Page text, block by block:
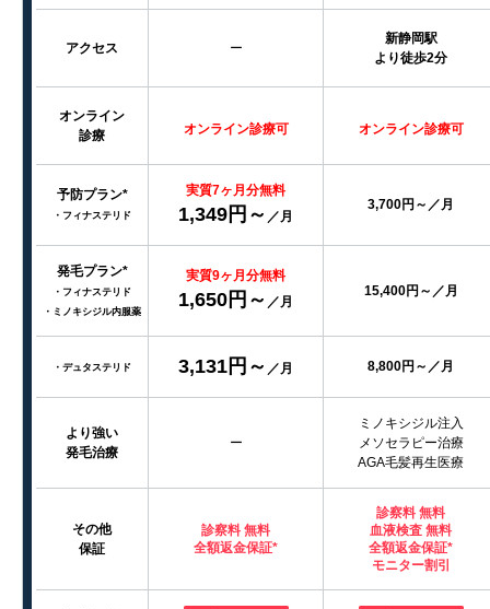
アクセス ー
新静岡駅
より徒歩2分
オンライン
診療
オンライン診療可 オンライン診療可
予防プラン*
・フィナステリド
実質7ヶ月分無料
1,349円～ ／月
3,700円～／月
発毛プラン*
・フィナステリド
・ミノキシジル内服薬
実質9ヶ月分無料
1,650円～ ／月
15,400円～／月
・デュタステリド 3,131円～ ／月 8,800円～／月
より強い
発毛治療
ー
ミノキシジル注入
メソセラピー治療
AGA毛髪再生医療
その他
保証
診察料 無料
全額返金保証*
診察料 無料
血液検査 無料
全額返金保証*
モニター割引